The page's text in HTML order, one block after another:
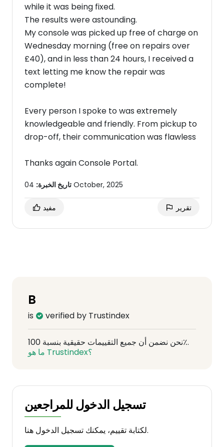
while it was being fixed.
​The results were astounding.
My console was picked up free of charge on
Wednesday morning (free on repairs over
£40), and in less than 24 hours, I received a
text letting me know the repair was
complete!
​Every person I spoke to was extremely
knowledgeable and friendly. From pickup to
drop-off, their communication was flawless
Thanks again Console Portal.
تاريخ الخبرة: 04 October, 2025
مفيد تقرير
B
is verified by Trustindex
نحن نضمن أن جميع التقييمات حقيقية بنسبة 100٪.
ما هو Trustindex؟
تسجيل الدخول للمراجعين
لكتابة تقييم، يمكنك تسجيل الدخول هنا.